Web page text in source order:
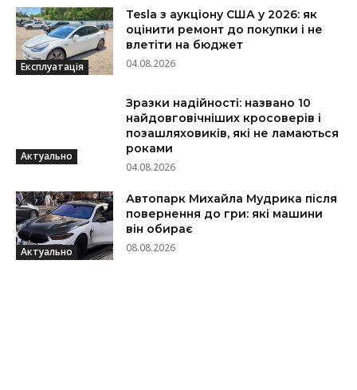
Експлуатація
Tesla з аукціону США у 2026: як
оцінити ремонт до покупки і не
влетіти на бюджет
04.08.2026
Актуально
Зразки надійності: названо 10
найдовговічніших кросоверів і
позашляховиків, які не ламаються
роками
04.08.2026
Актуально
Автопарк Михайла Мудрика після
повернення до гри: які машини
він обирає
08.08.2026